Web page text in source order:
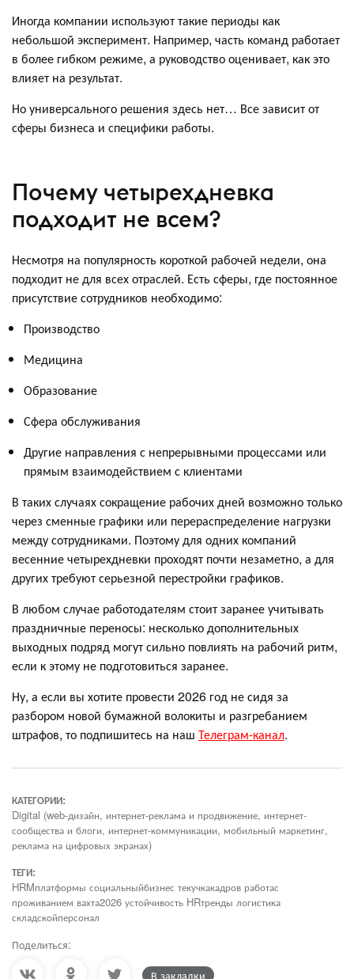
Иногда компании используют такие периоды как
небольшой эксперимент. Например, часть команд работает
в более гибком режиме, а руководство оценивает, как это
влияет на результат.
Но универсального решения здесь нет… Все зависит от
сферы бизнеса и специфики работы.
Почему четырехдневка
подходит не всем?
Несмотря на популярность короткой рабочей недели, она
подходит не для всех отраслей. Есть сферы, где постоянное
присутствие сотрудников необходимо:
Производство
Медицина
Образование
Сфера обслуживания
Другие направления с непрерывными процессами или
прямым взаимодействием с клиентами
В таких случаях сокращение рабочих дней возможно только
через сменные графики или перераспределение нагрузки
между сотрудниками. Поэтому для одних компаний
весенние четырехдневки проходят почти незаметно, а для
других требуют серьезной перестройки графиков.
В любом случае работодателям стоит заранее учитывать
праздничные переносы: несколько дополнительных
выходных подряд могут сильно повлиять на рабочий ритм,
если к этому не подготовиться заранее.
Ну, а если вы хотите провести 2026 год не сидя за
разбором новой бумажной волокиты и разгребанием
штрафов, то подпишитесь на наш Телеграм-канал.
КАТЕГОРИИ:
Digital (web-дизайн, интернет-реклама и продвижение, интернет-
сообщества и блоги, интернет-коммуникации, мобильный маркетинг,
реклама на цифровых экранах)
ТЕГИ:
HRMплатформы социальныйбизнес текучкакадров работас
проживанием вахта2026 устойчивость HRтренды логистика
складскойперсонал
Поделиться:
В закладки